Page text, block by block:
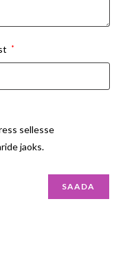
*
sellesse
jaoks.